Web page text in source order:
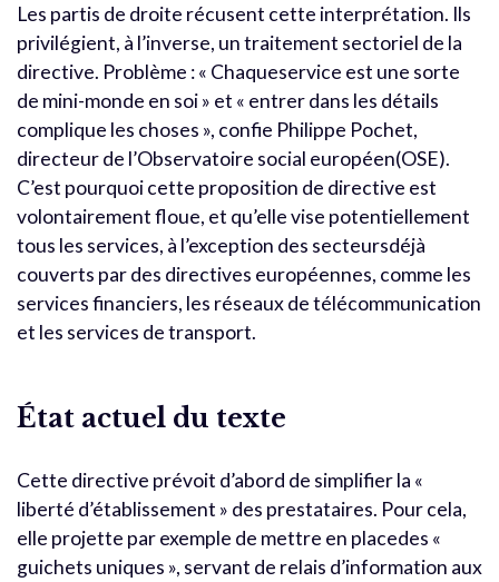
Les partis de droite récusent cette interprétation. Ils
privilégient, à l’inverse, un traitement sectoriel de la
directive. Problème : « Chaqueservice est une sorte
de mini-monde en soi » et « entrer dans les détails
complique les choses », confie Philippe Pochet,
directeur de l’Observatoire social européen(OSE).
C’est pourquoi cette proposition de directive est
volontairement floue, et qu’elle vise potentiellement
tous les services, à l’exception des secteursdéjà
couverts par des directives européennes, comme les
services financiers, les réseaux de télécommunication
et les services de transport.
État actuel du texte
Cette directive prévoit d’abord de simplifier la «
liberté d’établissement » des prestataires. Pour cela,
elle projette par exemple de mettre en placedes «
guichets uniques », servant de relais d’information aux